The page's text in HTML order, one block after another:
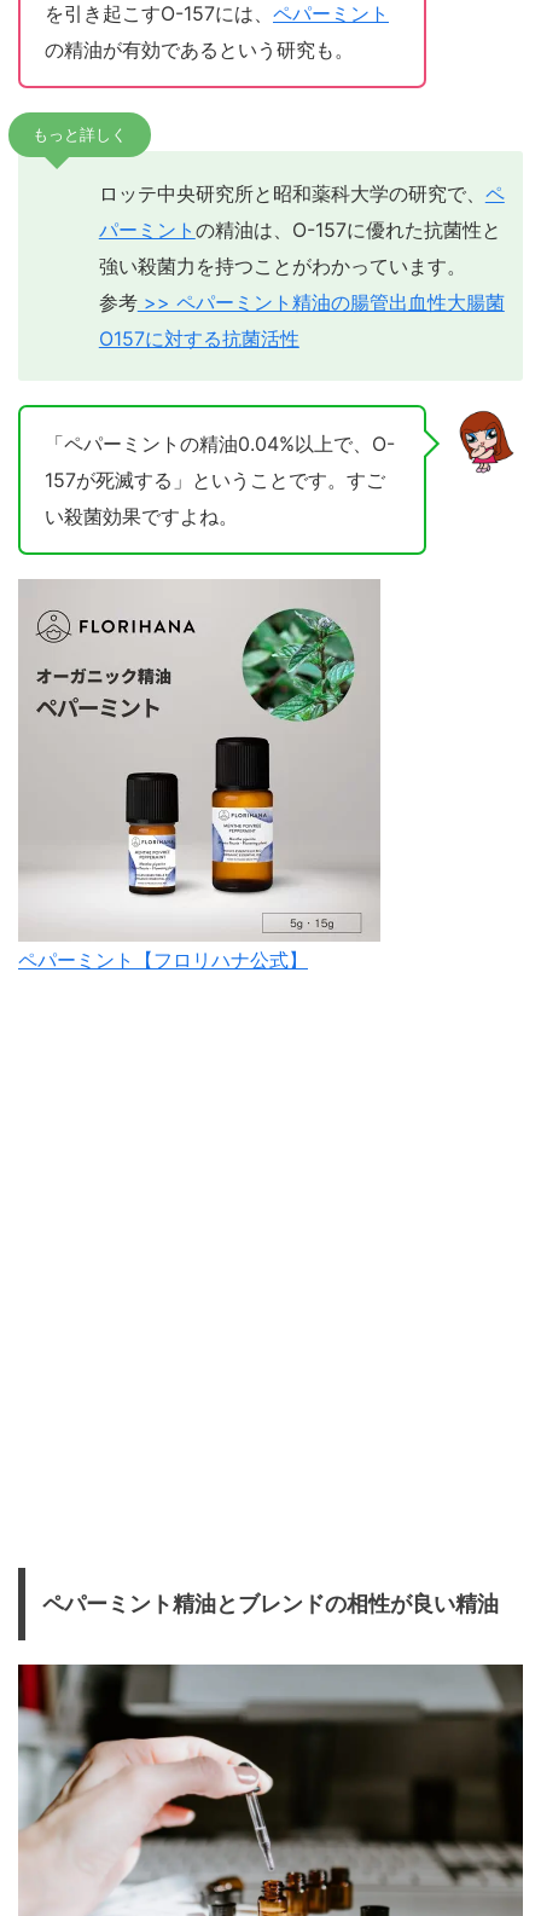
を引き起こすO-157には、 ペパーミント
の精油が有効であるという研究も。
もっと詳しく
ロッテ中央研究所と昭和薬科大学の研究で、 ペ
パーミント の精油は、O-157に優れた抗菌性と
強い殺菌力を持つことがわかっています。
参考>> ペパーミント精油の腸管出血性大腸菌
O157に対する抗菌活性
「ペパーミントの精油0.04%以上で、O-
157が死滅する」ということです。すご
い殺菌効果ですよね。
ペパーミント【フロリハナ公式】
ペパーミント精油とブレンドの相性が良い精油